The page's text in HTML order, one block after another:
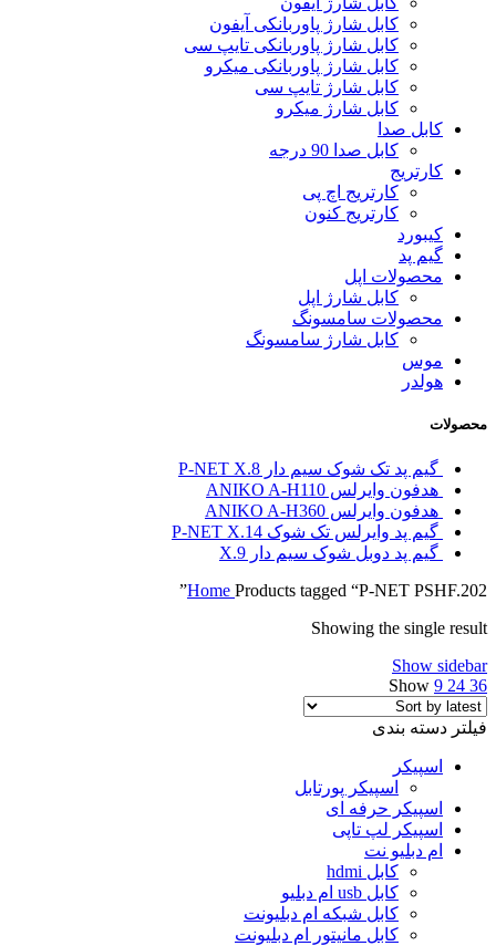
کابل شارژ پاوربانکی آیفون
کابل شارژ پاوربانکی تایپ سی
کابل شارژ پاوربانکی میکرو
کابل شارژ تایپ سی
کابل شارژ میکرو
کابل صدا
کابل صدا 90 درجه
کارتریج
کارتریج اچ پی
کارتریج کنون
کیبورد
گیم پد
محصولات اپل
کابل شارژ اپل
محصولات سامسونگ
کابل شارژ سامسونگ
موس
هولدر
محصولات
گیم پد تک شوک سیم دار P-NET X.8
هدفون وایرلس ANIKO A-H110
هدفون وایرلس ANIKO A-H360
گیم پد وایرلس تک شوک P-NET X.14
گیم پد دوبل شوک سیم دار X.9
Home Products tagged “P-NET PSHF.202”
Showing the single result
Show sidebar
Show 9 24 36
فیلتر دسته بندی
اسپیکر
اسپیکر پورتابل
اسپیکر حرفه ای
اسپیکر لپ تاپی
ام دبلیو نت
کابل hdmi
کابل usb ام دبلیو
کابل شبکه ام دبلیونت
کابل مانیتور ام دبلیونت